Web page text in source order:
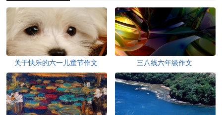
关于快乐的六一儿童节作文 三八线六年级作文